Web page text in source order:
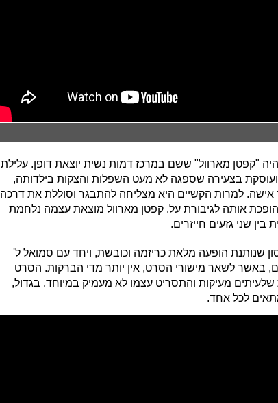
"קפטן מארוול" ששם במרכז דמות נשית יוצאת דופן. עלילת
בצעירה שספגה לא מעט השפלות והצקות בילדותה,
אישה. למרות הקשיים היא מצליחה להתבגר וסוללת את דרכה
אותה לגיבורת על. קפטן מארוול מוצאת עצמה נלחמת
שני גזעים חייזרים.
שנותנת הופעה מלאת כריזמה וכובשת, ויחד עם סמואל ל'
באשר לשאר מישורי הסרט, אין יותר מדי הברקות. הסרט
מעיקות והתסריט עצמו לא מעמיק במיוחד. בגדול,
לכל אחד.